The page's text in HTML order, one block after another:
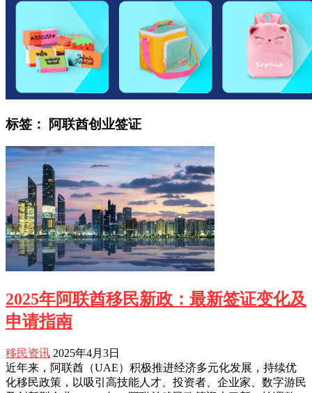
标签： 阿联酋创业签证
2025年阿联酋移民新政：最新签证变化及
申请指南
移民资讯 2025年4月3日
近年来，阿联酋（UAE）积极推进经济多元化发展，持续优
化移民政策，以吸引高技能人才、投资者、企业家、数字游民